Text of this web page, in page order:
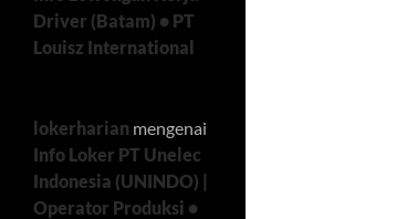
Driver (Batam) • PT
Louisz International
lokerharian mengenai
Info Loker PT Unelec
Indonesia (UNINDO) |
Operator Produksi •